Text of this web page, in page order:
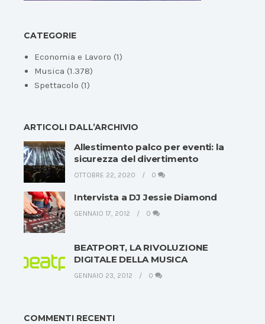
CATEGORIE
Economia e Lavoro (1)
Musica (1.378)
Spettacolo (1)
ARTICOLI DALL’ARCHIVIO
Allestimento palco per eventi: la
sicurezza del divertimento
OTTOBRE 22, 2020 0
Intervista a DJ Jessie Diamond
GENNAIO 17, 2012 0
BEATPORT, LA RIVOLUZIONE
DIGITALE DELLA MUSICA
GENNAIO 23, 2012 0
COMMENTI RECENTI